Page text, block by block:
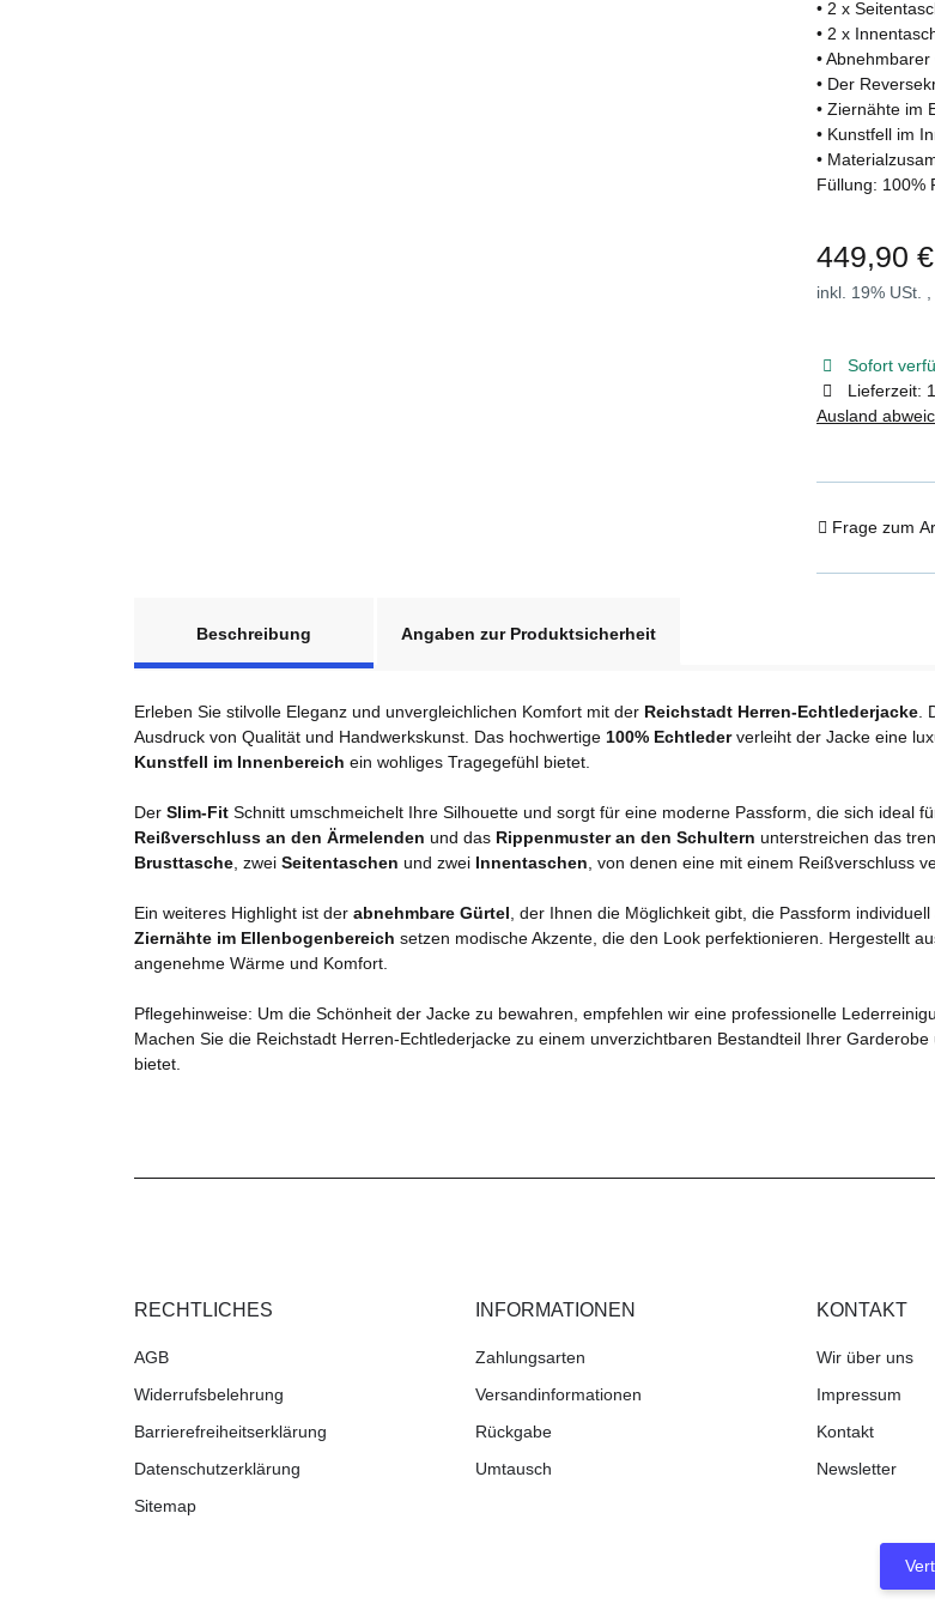
• 2 x
• 2 x
•
• Der
• Ziernähte im
• Kunstfell im
•
Füllung: 100%
449,90 €
inkl. 19% USt. ,
Sofort
Lieferzeit:
Ausland
Frage zum
Beschreibung
Angaben zur Produktsicherheit
Erleben Sie stilvolle Eleganz und unvergleichlichen Komfort mit der Reichstadt Herren-Echtlederjacke
Ausdruck von Qualität und Handwerkskunst. Das hochwertige 100% Echtlederverleiht der Jacke eine
Kunstfell im Innenbereich ein wohliges Tragegefühl bietet.
Der Slim-Fit Schnitt umschmeichelt Ihre Silhouette und sorgt für eine moderne Passform, die sich ideal
Reißverschluss an den Ärmelenden und das Rippenmuster an den Schultern unterstreichen das
Brusttasche , zwei Seitentaschen und zwei Innentaschen , von denen eine mit einem Reißverschluss
Ein weiteres Highlight ist der abnehmbare Gürtel , der Ihnen die Möglichkeit gibt, die Passform
Ziernähte im Ellenbogenbereich setzen modische Akzente, die den Look perfektionieren. Hergestellt
angenehme Wärme und Komfort.
Pflegehinweise: Um die Schönheit der Jacke zu bewahren, empfehlen wir eine professionelle
Machen Sie die Reichstadt Herren-Echtlederjacke zu einem unverzichtbaren Bestandteil Ihrer
bietet.
RECHTLICHES
AGB
Widerrufsbelehrung
Barrierefreiheitserklärung
Datenschutzerklärung
Sitemap
INFORMATIONEN
Zahlungsarten
Versandinformationen
Rückgabe
Umtausch
KONTAKT
Wir über uns
Impressum
Kontakt
Newsletter